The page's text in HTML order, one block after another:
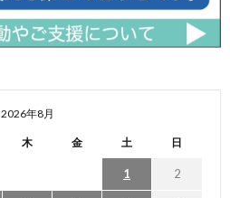
2026年8月
木 金 土 日
1 2